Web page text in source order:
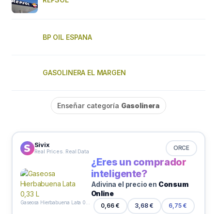
BP OIL ESPANA
GASOLINERA EL MARGEN
Enseñar categoría Gasolinera
Sivix
Real Prices. Real Data ORCE
¿Eres un comprador
inteligente?
Adivina el precio en Consum
Online
0,66 € 3,68 € 6,75 €